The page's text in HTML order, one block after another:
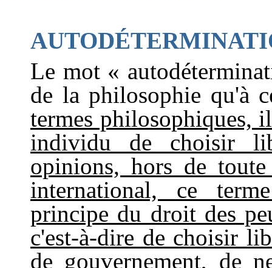
Le mot «
de la philosophie qu'à
termes philosophiques,
individu de choisir
opinions, hors de
international, ce
principe du droit des
c'est-à-dire de choisir
de gouvernement, de